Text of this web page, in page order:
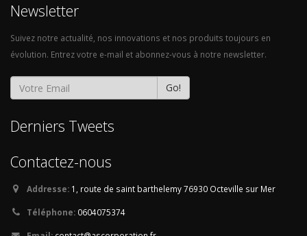
Newsletter
Suivez notre actualité, nos innovations et nos produits toujours en
évolution. Entrez votre e-mail et abonnez-vous à notre newsletter.
Go!
Derniers Tweets
Contactez-nous
Addresse: 1, route de saint barthelemy76930 Octeville sur Mer
Téléphone: 0604075374